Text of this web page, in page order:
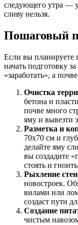
следующего утра — у
сливу нельзя.
Пошаговый
Если вы планируете
начать подготовку
«заработать», а
Очистка
бетона и
почве много
яму и вывезти
Разметка и
70х70 см и
делайте яму
вы создадите
стоять и
Рыхление
новостроек.
вилами или
создаст пути
Создание
чистым